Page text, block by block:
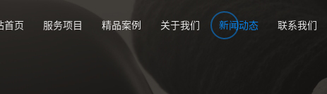
首页 服务项目 精品案例 关于我们 新闻动态 联系我们